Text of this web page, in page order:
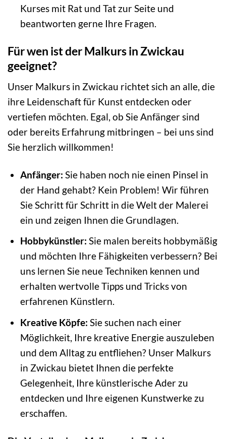
Kurses mit Rat und Tat zur Seite und
beantworten gerne Ihre Fragen.
Für wen ist der Malkurs in Zwickau
geeignet?
Unser Malkurs in Zwickau richtet sich an alle, die
ihre Leidenschaft für Kunst entdecken oder
vertiefen möchten. Egal, ob Sie Anfänger sind
oder bereits Erfahrung mitbringen – bei uns sind
Sie herzlich willkommen!
Anfänger: Sie haben noch nie einen Pinsel in
der Hand gehabt? Kein Problem! Wir führen
Sie Schritt für Schritt in die Welt der Malerei
ein und zeigen Ihnen die Grundlagen.
Hobbykünstler: Sie malen bereits hobbymäßig
und möchten Ihre Fähigkeiten verbessern? Bei
uns lernen Sie neue Techniken kennen und
erhalten wertvolle Tipps und Tricks von
erfahrenen Künstlern.
Kreative Köpfe: Sie suchen nach einer
Möglichkeit, Ihre kreative Energie auszuleben
und dem Alltag zu entfliehen? Unser Malkurs
in Zwickau bietet Ihnen die perfekte
Gelegenheit, Ihre künstlerische Ader zu
entdecken und Ihre eigenen Kunstwerke zu
erschaffen.